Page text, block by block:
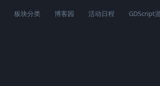
板块分类 博客园 活动日程 GDScript